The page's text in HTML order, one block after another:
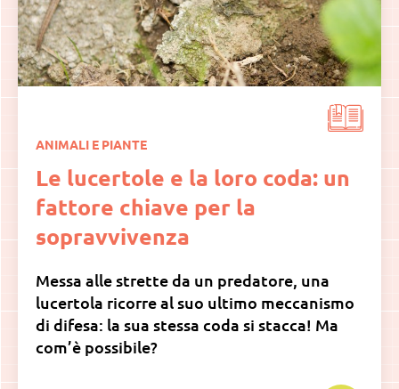
ANIMALI E PIANTE
Le lucertole e la loro coda: un
fattore chiave per la
sopravvivenza
Messa alle strette da un predatore, una
lucertola ricorre al suo ultimo meccanismo
di difesa: la sua stessa coda si stacca! Ma
com’è possibile?